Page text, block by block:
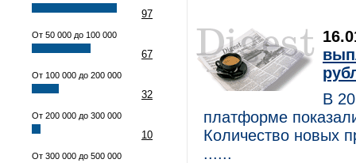
97
От 50 000 до 100 000
67
От 100 000 до 200 000
32
От 200 000 до 300 000
10
От 300 000 до 500 000
В
платформе
Количество новых
......